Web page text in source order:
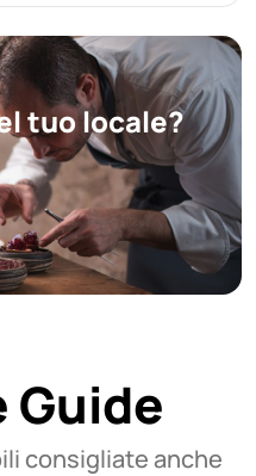
tuo locale?
Guide
consigliate anche